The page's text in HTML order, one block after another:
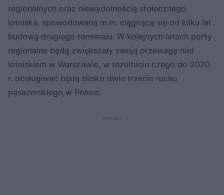
regionalnych oraz niewydolnością stołecznego
lotniska, spowodowaną m.in. ciągnącą się od kilku lat
budową drugiego terminalu. W kolejnych latach porty
regionalne będą zwiększały swoją przewagę nad
lotniskiem w Warszawie, w rezultacie czego do 2020
r. obsługiwać będą blisko dwie trzecie ruchu
pasażerskiego w Polsce.